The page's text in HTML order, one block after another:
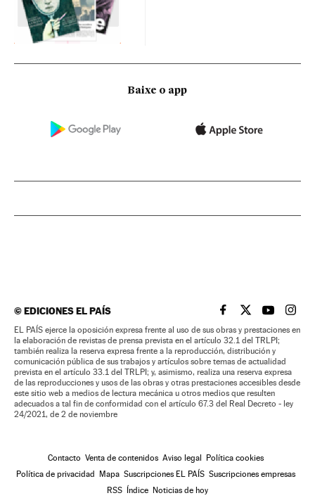
Baixe o app
©EDICIONES EL PAÍS EL PAÍS BRASIL EN
EL PAÍSEL PAÍS
EL
EL PAÍS ejerce la oposición expresa frente al uso de sus obras y prestaciones en
la elaboración de revistas de prensa prevista en el artículo 32.1 del TRLPI;
también realiza la reserva expresa frente a la reproducción, distribución y
comunicación pública de sus trabajos y artículos sobre temas de actualidad
prevista en el artículo 33.1 del TRLPI; y, asimismo, realiza una reserva expresa
de las reproducciones y usos de las obras y otras prestaciones accesibles desde
este sitio web a medios de lectura mecánica u otros medios que resulten
adecuados a tal fin de conformidad con el artículo 67.3 del Real Decreto - ley
24/2021, de 2 de noviembre
Contacto Venta de contenidos Aviso legal
Política cookies
Política de privacidad
Mapa Suscripciones EL PAÍS Suscripciones empresas
RSS
Índice Noticias de hoy